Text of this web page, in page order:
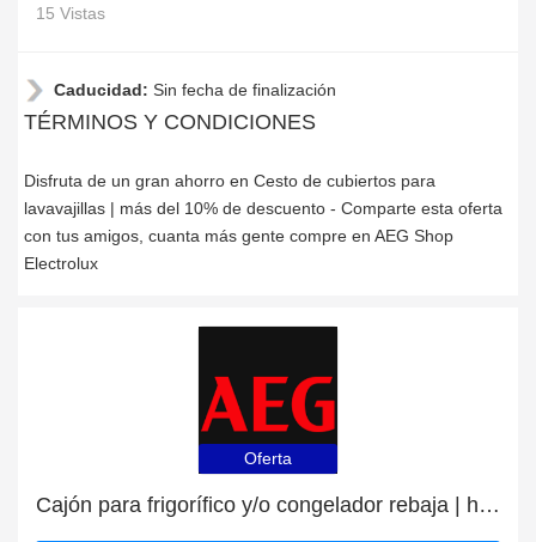
15 Vistas
Caducidad: Sin fecha de finalización
TÉRMINOS Y CONDICIONES
Disfruta de un gran ahorro en Cesto de cubiertos para
lavavajillas | más del 10% de descuento - Comparte esta oferta
con tus amigos, cuanta más gente compre en AEG Shop
Electrolux
Oferta
Cajón para frigorífico y/o congelador rebaja | hasta 9% de descuento